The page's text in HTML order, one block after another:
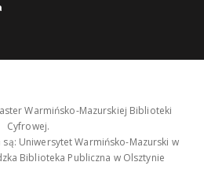
Warmińsko-Mazurskiej Biblioteki
Cyfrowej.
są: Uniwersytet Warmińsko-Mazurski w
Biblioteka Publiczna w Olsztynie